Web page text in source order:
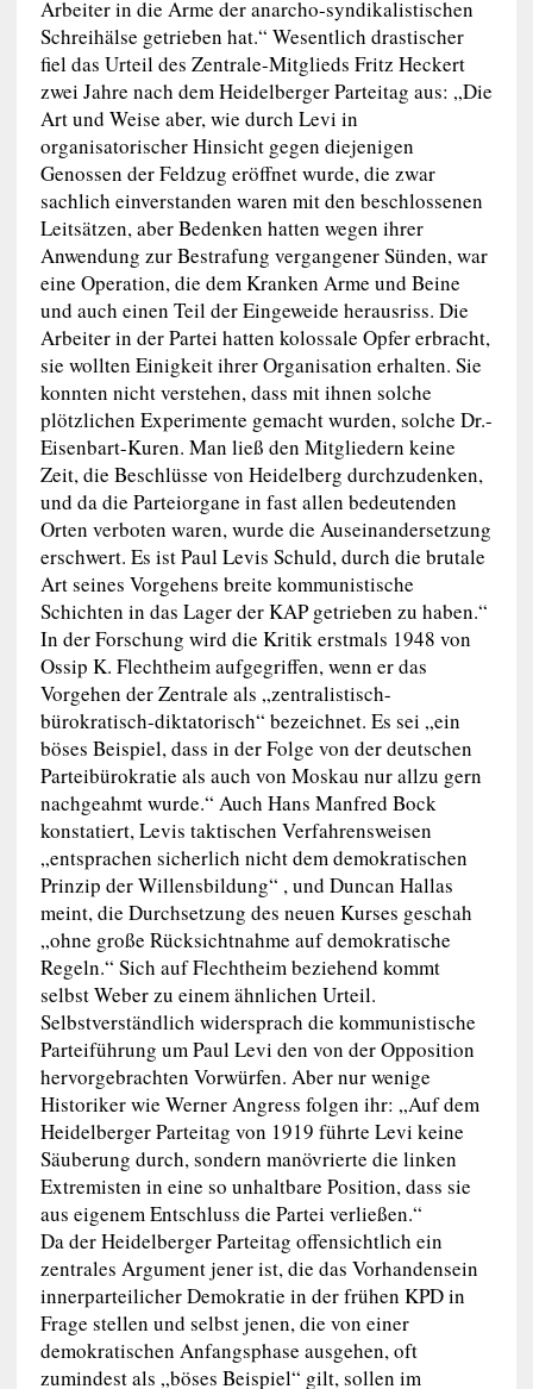
Arbeiter in die Arme der anarcho-syndikalistischen
Schreihälse getrieben hat.“ Wesentlich drastischer
fiel das Urteil des Zentrale-Mitglieds Fritz Heckert
zwei Jahre nach dem Heidelberger Parteitag aus: „Die
Art und Weise aber, wie durch Levi in
organisatorischer Hinsicht gegen diejenigen
Genossen der Feldzug eröffnet wurde, die zwar
sachlich einverstanden waren mit den beschlossenen
Leitsätzen, aber Bedenken hatten wegen ihrer
Anwendung zur Bestrafung vergangener Sünden, war
eine Operation, die dem Kranken Arme und Beine
und auch einen Teil der Eingeweide herausriss. Die
Arbeiter in der Partei hatten kolossale Opfer erbracht,
sie wollten Einigkeit ihrer Organisation erhalten. Sie
konnten nicht verstehen, dass mit ihnen solche
plötzlichen Experimente gemacht wurden, solche Dr.-
Eisenbart-Kuren. Man ließ den Mitgliedern keine
Zeit, die Beschlüsse von Heidelberg durchzudenken,
und da die Parteiorgane in fast allen bedeutenden
Orten verboten waren, wurde die Auseinandersetzung
erschwert. Es ist Paul Levis Schuld, durch die brutale
Art seines Vorgehens breite kommunistische
Schichten in das Lager der KAP getrieben zu haben.“
In der Forschung wird die Kritik erstmals 1948 von
Ossip K. Flechtheim aufgegriffen, wenn er das
Vorgehen der Zentrale als „zentralistisch-
bürokratisch-diktatorisch“ bezeichnet. Es sei „ein
böses Beispiel, dass in der Folge von der deutschen
Parteibürokratie als auch von Moskau nur allzu gern
nachgeahmt wurde.“ Auch Hans Manfred Bock
konstatiert, Levis taktischen Verfahrensweisen
„entsprachen sicherlich nicht dem demokratischen
Prinzip der Willensbildung“ , und Duncan Hallas
meint, die Durchsetzung des neuen Kurses geschah
„ohne große Rücksichtnahme auf demokratische
Regeln.“ Sich auf Flechtheim beziehend kommt
selbst Weber zu einem ähnlichen Urteil.
Selbstverständlich widersprach die kommunistische
Parteiführung um Paul Levi den von der Opposition
hervorgebrachten Vorwürfen. Aber nur wenige
Historiker wie Werner Angress folgen ihr: „Auf dem
Heidelberger Parteitag von 1919 führte Levi keine
Säuberung durch, sondern manövrierte die linken
Extremisten in eine so unhaltbare Position, dass sie
aus eigenem Entschluss die Partei verließen.“
Da der Heidelberger Parteitag offensichtlich ein
zentrales Argument jener ist, die das Vorhandensein
innerparteilicher Demokratie in der frühen KPD in
Frage stellen und selbst jenen, die von einer
demokratischen Anfangsphase ausgehen, oft
zumindest als „böses Beispiel“ gilt, sollen im